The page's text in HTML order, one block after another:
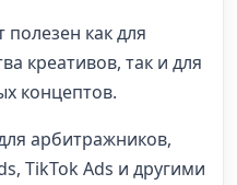
полезен как для
креативов, так и для
концептов.
арбитражников,
TikTok Ads и другими